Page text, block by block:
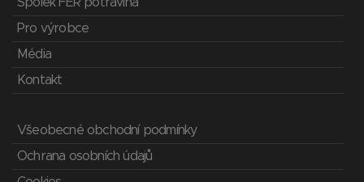
Spolek FÉR potravina
Pro výrobce
Média
Kontakt
Všeobecné obchodní podmínky
Ochrana osobních údajů